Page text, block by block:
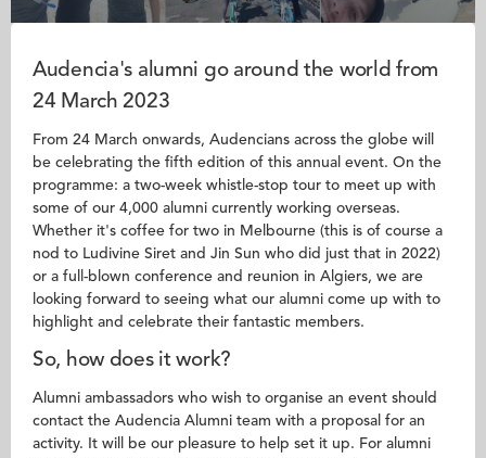
Audencia's alumni go around the world from
24 March 2023
From 24 March onwards, Audencians across the globe will
be celebrating the fifth edition of this annual event. On the
programme: a two-week whistle-stop tour to meet up with
some of our 4,000 alumni currently working overseas.
Whether it's coffee for two in Melbourne (this is of course a
nod to Ludivine Siret and Jin Sun who did just that in 2022)
or a full-blown conference and reunion in Algiers, we are
looking forward to seeing what our alumni come up with to
highlight and celebrate their fantastic members.
So, how does it work?
Alumni ambassadors who wish to organise an event should
contact the Audencia Alumni team with a proposal for an
activity. It will be our pleasure to help set it up. For alumni